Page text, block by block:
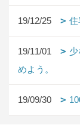
19/12/25 住
19/11/01
めよう。
19/09/30